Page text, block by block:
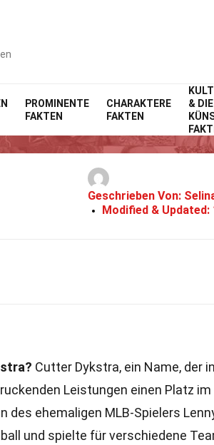
PROMINENTE
FAKTEN
CHARAKTERE
FAKTEN
& DIE
Home
33
Geschrieben Von:
Modified & Updated:
Cutter Dykstra, ein Name, der
Leistungen einen Platz
des ehemaligen MLB-Spielers
und spielte für verschiedene